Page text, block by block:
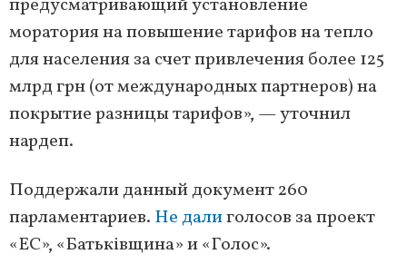
предусматривающий установление
моратория на повышение тарифов на тепло
для населения за счет привлечения более 125
млрд грн (от международных партнеров) на
покрытие разницы тарифов», — уточнил
нардеп.
Поддержали данный документ 260
парламентариев. Не далиголосов за проект
«ЕС», «Батьківщина» и «Голос».